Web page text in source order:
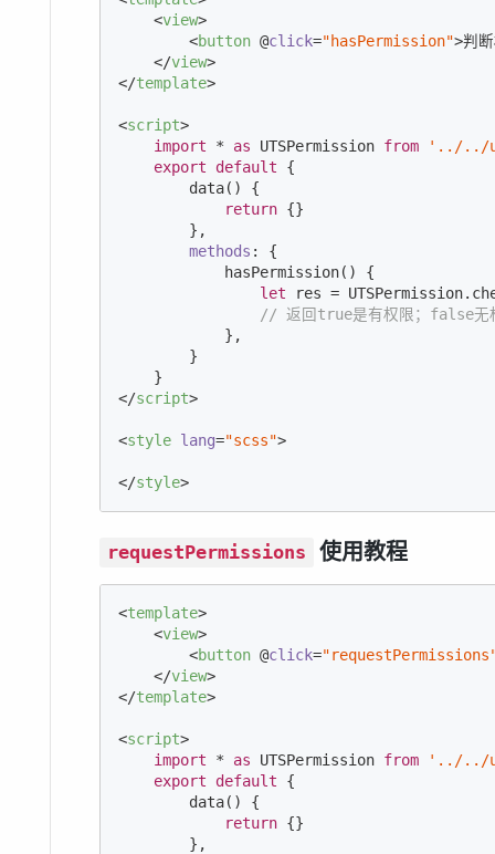
<view>
<button @click="hasPermission">判
</view>
</template>
<script>
import * as UTSPermission from
'../../
export
default {
        data() {
return {}
        },
methods : {
            hasPermission() {
let res =
// 返回true是有权限；false无
            },
        }
</script>
<style lang="scss">
</style>
requestPermissions 使用教程
<template>
<view>
<button @click=
</view>
</template>
<script>
import * as UTSPermission from
'../../
export
default {
        data() {
return {}
        },